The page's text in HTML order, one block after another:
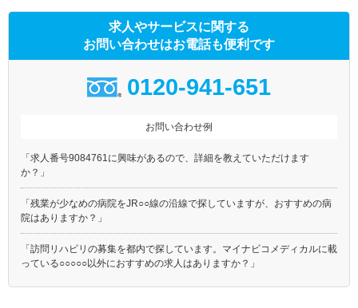
求人やサービスに関する
お問い合わせはお電話も便利です
0120-941-651
お問い合わせ例
「求人番号9084761に興味があるので、詳細を教えていただけます
か？」
「残業が少なめの病院をJR○○線の沿線で探していますが、おすすめの病
院はありますか？」
「訪問リハビリの募集を都内で探しています。マイナビコメディカルに載
っている○○○○○以外におすすめの求人はありますか？」